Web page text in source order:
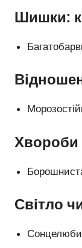
Шишки:
Хвороби
Світло